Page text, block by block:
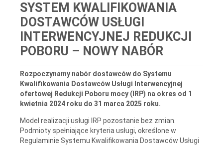
SYSTEM KWALIFIKOWANIA
DOSTAWCÓW USŁUGI
INTERWENCYJNEJ REDUKCJI
POBORU – NOWY NABÓR
Rozpoczynamy nabór dostawców do Systemu
Kwalifikowania Dostawców Usługi Interwencyjnej
ofertowej Redukcji Poboru mocy (IRP) na okres od 1
kwietnia 2024 roku do 31 marca 2025 roku.
Model realizacji usługi IRP pozostanie bez zmian.
Podmioty spełniające kryteria usługi, określone w
Regulaminie Systemu Kwalifikowania Dostawców Usługi